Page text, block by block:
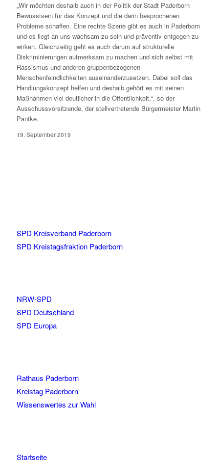
„Wir möchten deshalb auch in der Politik der Stadt Paderborn
Bewusstsein für das Konzept und die darin besprochenen
Probleme schaffen. Eine rechte Szene gibt es auch in Paderborn
und es liegt an uns wachsam zu sein und präventiv entgegen zu
wirken. Gleichzeitig geht es auch darum auf strukturelle
Diskriminierungen aufmerksam zu machen und sich selbst mit
Rassismus und anderen gruppenbezogenen
Menschenfeindlichkeiten auseinanderzusetzen. Dabei soll das
Handlungskonzept helfen und deshalb gehört es mit seinen
Maßnahmen viel deutlicher in die Öffentlichkeit.“, so der
Ausschussvorsitzende, der stellvertretende Bürgermeister Martin
Pantke.
19. September 2019
SPD Kreisverband Paderborn
SPD Kreistagsfraktion Paderborn
NRW-SPD
SPD Deutschland
SPD Europa
Rathaus Paderborn
Kreistag Paderborn
Wissenswertes zur Wahl
Startseite